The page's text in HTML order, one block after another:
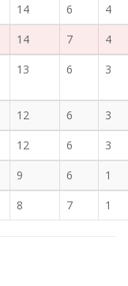
14 6
4
14 7
4
13 6 3
12 6
3
12 6
3
9 6
1
8 7 1